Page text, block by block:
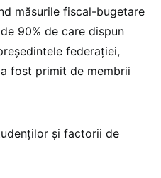
măsurile fiscal-bugetare
90% de care dispun
federației,
fost primit de membrii
și factorii de